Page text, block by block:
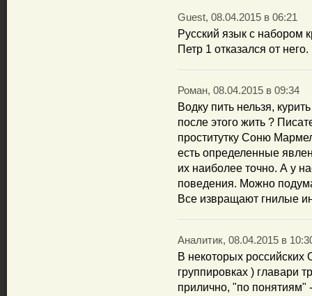
Guest, 08.04.2015 в 06:21
Русский язык с набором
Петр 1 отказался от
Роман, 08.04.2015 в 09:34
Водку пить нельзя,
после этого жить ?
проститутку Соню
есть определенные
их наиболее точно. А у
поведения. Можно
Все извращают гнилые
Аналитик, 08.04.2015 в
В некоторых
группировках ) главари
прилично, "по понятиям"